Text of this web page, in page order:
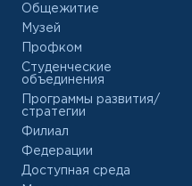
Общежитие
Музей
Профком
Студенческие
объединения
Программы развития/
стратегии
Филиал
Федерации
Доступная среда